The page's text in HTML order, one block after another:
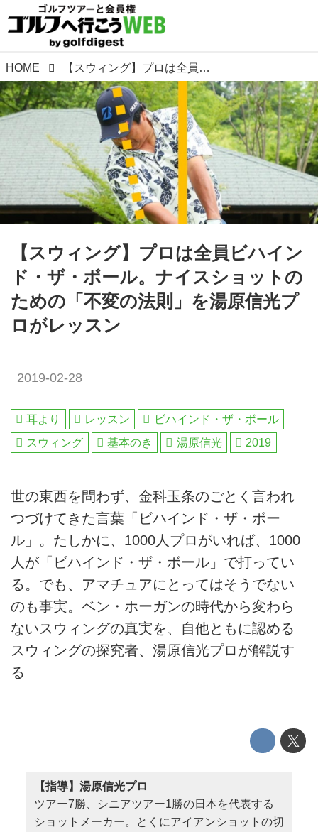
HOME 【スウィング】プロは全員ビハインド・ザ・ボール。ナイスショットのための「不変の法則」を湯原信光プロがレッスン
【スウィング】プロは全員ビハイン
ド・ザ・ボール。ナイスショットの
ための「不変の法則」を湯原信光プ
ロがレッスン
2019-02-28
耳より レッスン
ビハインド・ザ・ボール
スウィング
基本のき 湯原信光 2019
世の東西を問わず、金科玉条のごとく言われ
つづけてきた言葉「ビハインド・ザ・ボー
ル」。たしかに、1000人プロがいれば、1000
人が「ビハインド・ザ・ボール」で打ってい
る。でも、アマチュアにとってはそうでない
のも事実。ベン・ホーガンの時代から変わら
ないスウィングの真実を、自他ともに認める
スウィングの探究者、湯原信光プロが解説す
る
【指導】湯原信光プロ
ツアー7勝、シニアツアー1勝の日本を代表する
ショットメーカー。とくにアイアンショットの切